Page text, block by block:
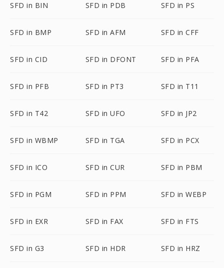
SFD in BIN SFD in PDB SFD in PS
SFD in BMP SFD in AFM SFD in CFF
SFD in CID SFD in DFONT SFD in PFA
SFD in PFB SFD in PT3 SFD in T11
SFD in T42 SFD in UFO SFD in JP2
SFD in WBMP SFD in TGA SFD in PCX
SFD in ICO SFD in CUR SFD in PBM
SFD in PGM SFD in PPM SFD in WEBP
SFD in EXR SFD in FAX SFD in FTS
SFD in G3 SFD in HDR SFD in HRZ